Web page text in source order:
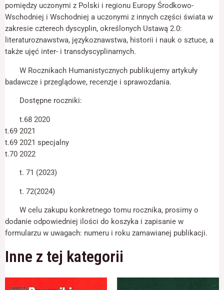
pomiędzy uczonymi z Polski i regionu Europy Środkowo-
Wschodniej i Wschodniej a uczonymi z innych części świata w
zakresie czterech dyscyplin, określonych Ustawą 2.0:
literaturoznawstwa, językoznawstwa, historii i nauk o sztuce, a
także ujęć inter- i transdyscyplinarnych.
W Rocznikach Humanistycznych publikujemy artykuły
badawcze i przeglądowe, recenzje i sprawozdania.
Dostępne roczniki:
t.68 2020
t.69 2021
t.69 2021 specjalny
t.70 2022
t. 71 (2023)
t. 72(2024)
W celu zakupu konkretnego tomu rocznika, prosimy o
dodanie odpowiedniej ilości do koszyka i zapisanie w
formularzu w uwagach: numeru i roku zamawianej publikacji.
Inne z tej kategorii
Udostępniając
swoje
zainteresowania i
zachowania
podczas
odwiedzania naszej
szansę na
zobaczenie
spersonalizowanych